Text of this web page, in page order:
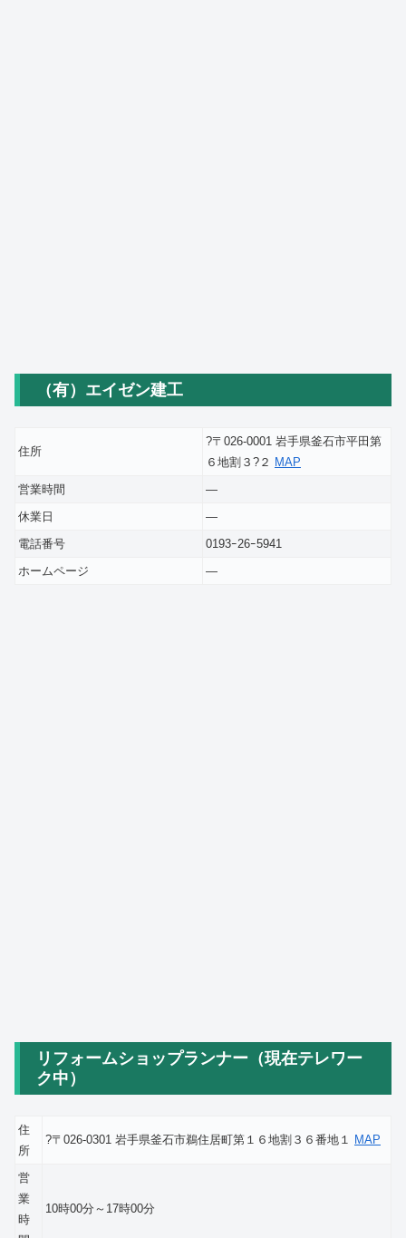
（有）エイゼン建工
住所
?〒026-0001 岩手県釜石市平田第
６地割３?２ MAP
営業時間
―
休業日
―
電話番号
0193ｰ26ｰ5941
ホームページ
―
リフォームショップランナー（現在テレワー
ク中）
住
所
?〒026-0301 岩手県釜石市鵜住居町第１６地割３６番地１ MAP
営
業
時
10時00分～17時00分